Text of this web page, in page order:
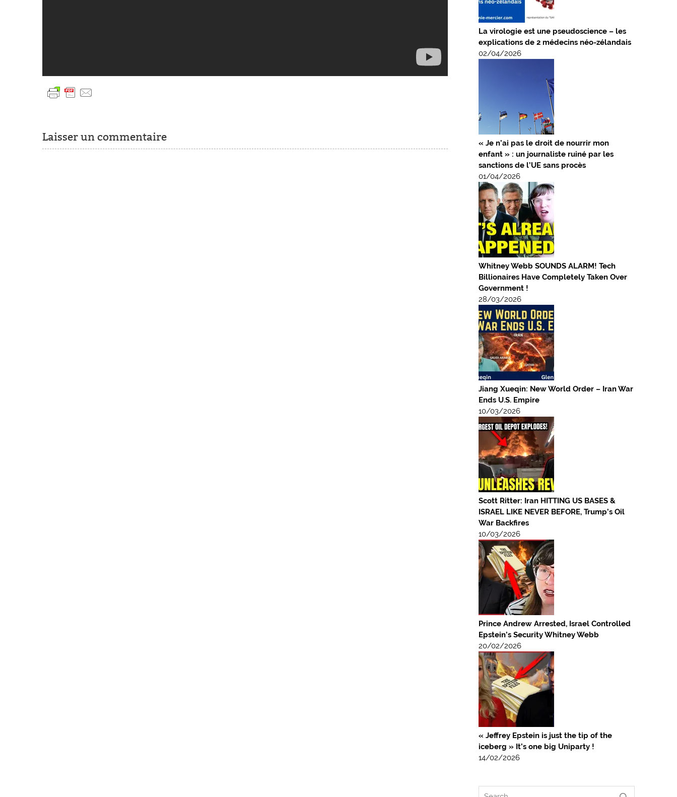
Laisser un commentaire
La virologie est une pseudoscience – les
explications de 2 médecins néo-zélandais
02/04/2026
« Je n’ai pas le droit de nourrir mon
enfant » : un journaliste ruiné par les
sanctions de l’UE sans procès
01/04/2026
Whitney Webb SOUNDS ALARM! Tech
Billionaires Have Completely Taken Over
Government !
28/03/2026
Jiang Xueqin: New World Order – Iran War
Ends U.S. Empire
10/03/2026
Scott Ritter: Iran HITTING US BASES &
ISRAEL LIKE NEVER BEFORE, Trump’s Oil
War Backfires
10/03/2026
Prince Andrew Arrested, Israel Controlled
Epstein’s Security Whitney Webb
20/02/2026
« Jeffrey Epstein is just the tip of the
iceberg » It’s one big Uniparty !
14/02/2026